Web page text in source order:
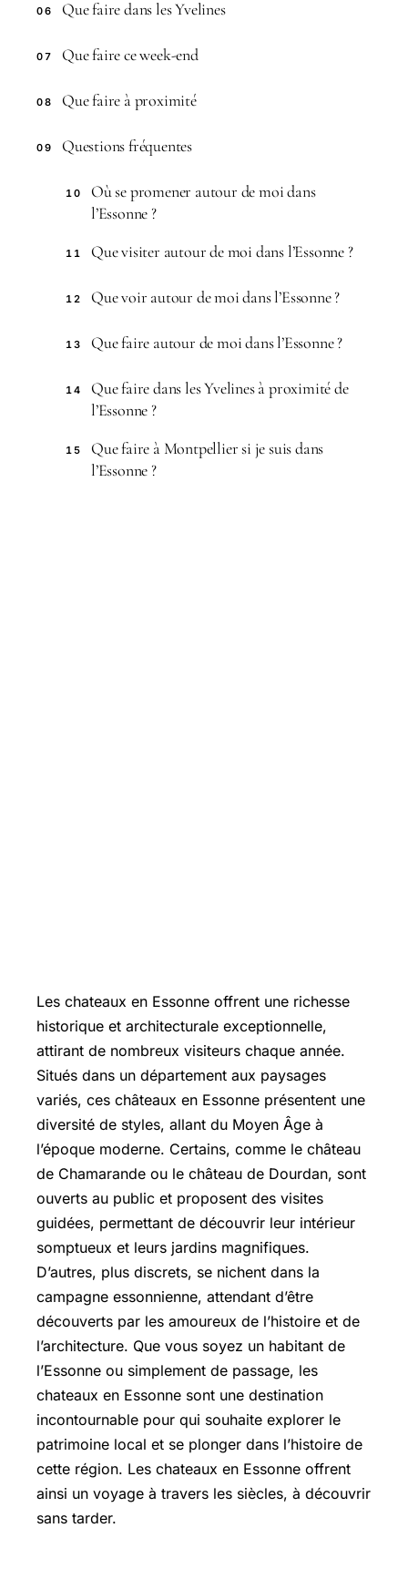
06 Que faire dans les Yvelines
07 Que faire ce week-end
08 Que faire à proximité
09 Questions fréquentes
10
Où se promener autour de moi dans
l’Essonne ?
11 Que visiter autour de moi dans l’Essonne ?
12 Que voir autour de moi dans l’Essonne ?
13 Que faire autour de moi dans l’Essonne ?
14
Que faire dans les Yvelines à proximité de
l’Essonne ?
15
Que faire à Montpellier si je suis dans
l’Essonne ?
Les chateaux en Essonne offrent une richesse
historique et architecturale exceptionnelle,
attirant de nombreux visiteurs chaque année.
Situés dans un département aux paysages
variés, ces châteaux en Essonne présentent une
diversité de styles, allant du Moyen Âge à
l’époque moderne. Certains, comme le château
de Chamarande ou le château de Dourdan, sont
ouverts au public et proposent des visites
guidées, permettant de découvrir leur intérieur
somptueux et leurs jardins magnifiques.
D’autres, plus discrets, se nichent dans la
campagne essonnienne, attendant d’être
découverts par les amoureux de l’histoire et de
l’architecture. Que vous soyez un habitant de
l’Essonne ou simplement de passage, les
chateaux en Essonne sont une destination
incontournable pour qui souhaite explorer le
patrimoine local et se plonger dans l’histoire de
cette région. Les chateaux en Essonne offrent
ainsi un voyage à travers les siècles, à découvrir
sans tarder.